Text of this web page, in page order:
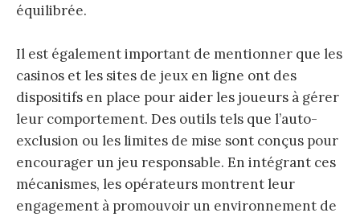
équilibrée.
Il est également important de mentionner que les
casinos et les sites de jeux en ligne ont des
dispositifs en place pour aider les joueurs à gérer
leur comportement. Des outils tels que l’auto-
exclusion ou les limites de mise sont conçus pour
encourager un jeu responsable. En intégrant ces
mécanismes, les opérateurs montrent leur
engagement à promouvoir un environnement de